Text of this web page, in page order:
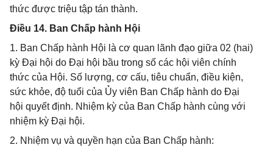
thức được triệu tập tán thành.
Điều 14. Ban Chấp hành Hội
1. Ban Chấp hành Hội là cơ quan lãnh đạo giữa 02 (hai)
kỳ Đại hội do Đại hội bầu trong số các hội viên chính
thức của Hội. Số lượng, cơ cấu, tiêu chuẩn, điều kiện,
sức khỏe, độ tuổi của Ủy viên Ban Chấp hành do Đại
hội quyết định. Nhiệm kỳ của Ban Chấp hành cùng với
nhiệm kỳ Đại hội.
2. Nhiệm vụ và quyền hạn của Ban Chấp hành: